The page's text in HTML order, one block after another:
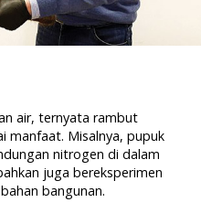
air, ternyata rambut
manfaat. Misalnya, pupuk
nitrogen di dalam
juga bereksperimen
bangunan.